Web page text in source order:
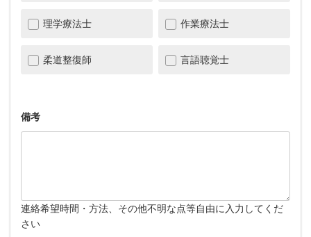
理学療法士 作業療法士
柔道整復師 言語聴覚士
備考
連絡希望時間・方法、その他不明な点等自由に入力してくだ
さい